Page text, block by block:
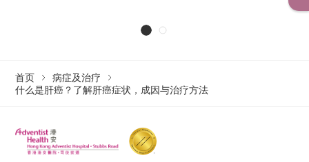
乙型肝炎患者：
（如恩替卡韦或替诺福韦）有助保护肝脏并改善长期预
后。若您有“活动性肝炎”（肝脏发炎）或血液中病毒量较
首页
病症及治疗
什么是肝癌？了解肝癌症状，成因与治疗方法